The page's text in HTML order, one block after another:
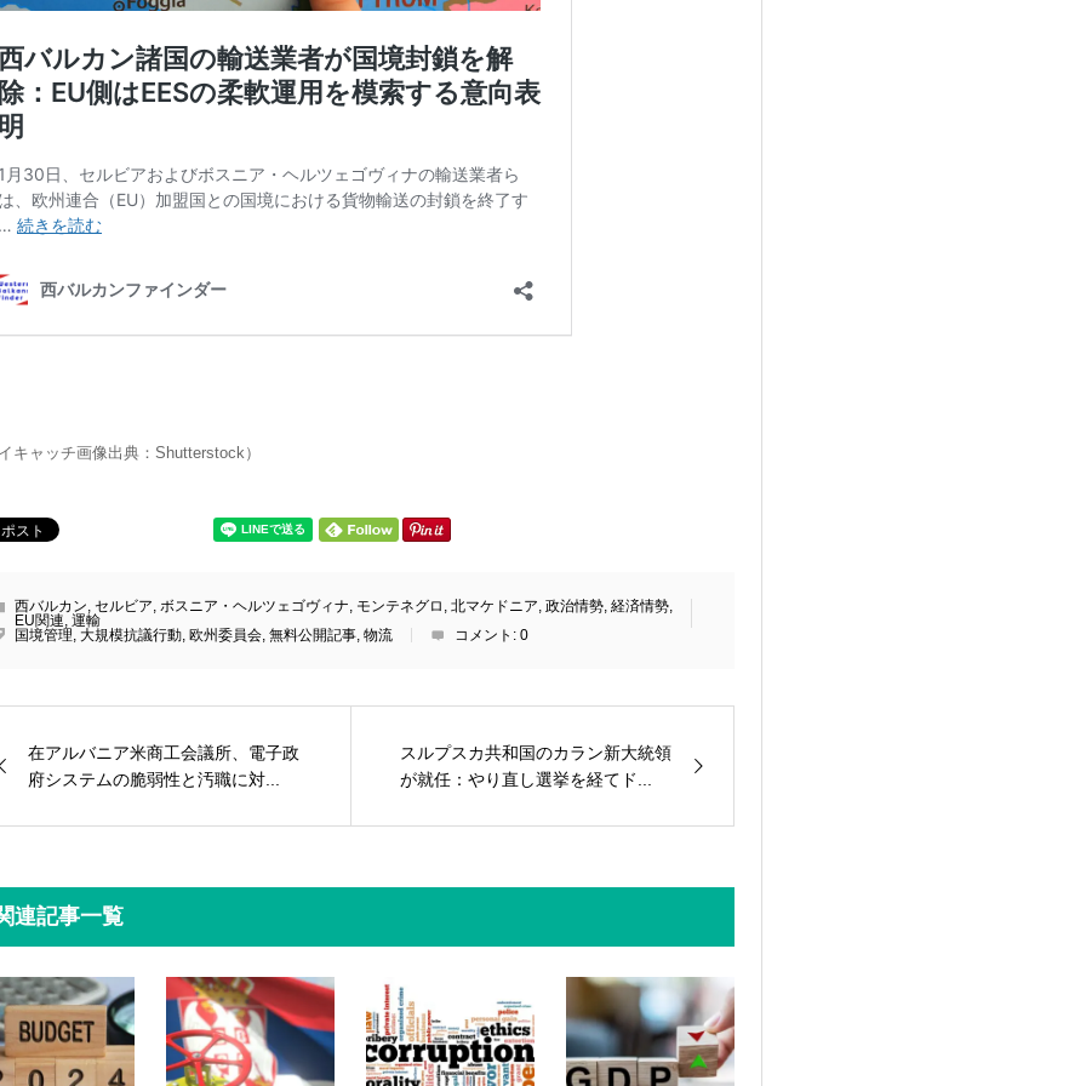
キャッチ画像出典：Shutterstock）
西バルカン セルビア ボスニア・ヘルツェゴヴィナ モンテネグロ 北マケドニア 政治情勢, 経済情勢,
EU関連 運輸
国境管理 大規模抗議行動, 欧州委員会, 無料公開記事, 物流 コメント: 0
在アルバニア米商工会議所、電子政
府システムの脆弱性と汚職に対...
スルプスカ共和国のカラン新大統領
が就任：やり直し選挙を経てド...
連記事一覧